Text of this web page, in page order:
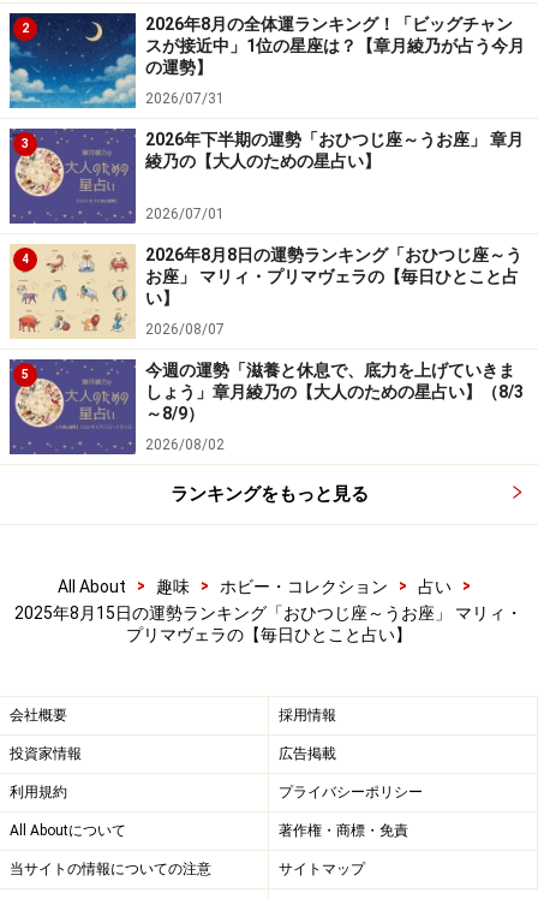
＞【12星座別】夏を乗り切るあなたの「スタミナアップ
法」！
7位：みずがめ座／水瓶座（1月20日～2月
18日生まれ）
「みずがめ座」の今日の運勢
落ち着いた雰囲気の服装が吉。派手なイメージは損をす
る運。
＞【12星座別】夏を乗り切るあなたの「スタミナアップ
法」！
6位：てんびん座／天秤座（9月23日～10月
23日生まれ）
2
2026年8月の全体運ランキング！「ビッグチャン
スが接近中」1位の星座は？【章月綾乃が占う今月
の運勢】
2026/07/31
3
2026年下半期の運勢「おひつじ座～うお座」 章月
綾乃の【大人のための星占い】
2026/07/01
4
2026年8月8日の運勢ランキング「おひつじ座～う
お座」 マリィ・プリマヴェラの【毎日ひとこと占
い】
2026/08/07
5
今週の運勢「滋養と休息で、底力を上げていきま
しょう」章月綾乃の【大人のための星占い】（8/3
～8/9）
2026/08/02
ランキングをもっと見る
All About > 趣味 > ホビー・コレクション > 占い
>
2025年8月15日の運勢ランキング「おひつじ座～うお座」 マリィ・
プリマヴェラの【毎日ひとこと占い】
会社概要 採用情報
投資家情報 広告掲載
利用規約 プライバシーポリシー
All Aboutについて 著作権・商標・免責
当サイトの情報についての注意 サイトマップ